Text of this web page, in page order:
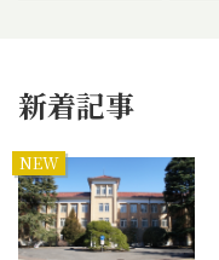
新着記事
NEW